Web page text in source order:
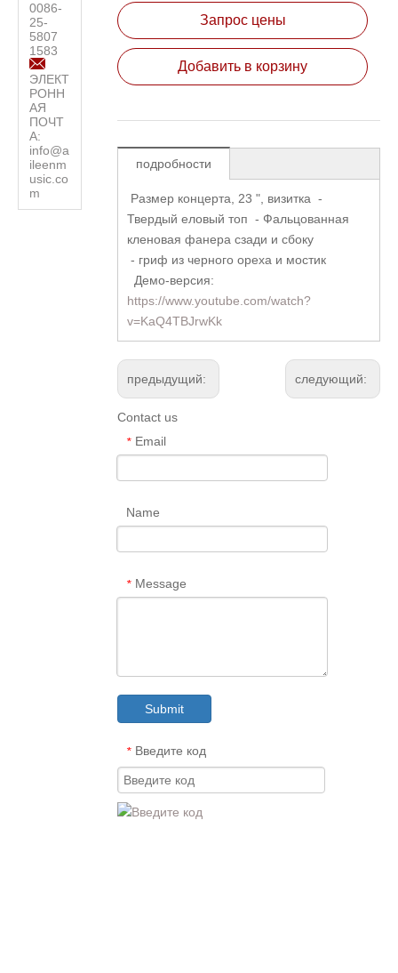
0086-
25-
5807
1583
ЭЛЕКТ
РОНН
АЯ
ПОЧТ
А:
info@a
ileenm
usic.co
m
Запрос цены
Добавить в корзину
подробности
Размер концерта, 23 ", визитка -
Твердый еловый топ - Фальцованная
кленовая фанера сзади и сбоку
- гриф из черного ореха и мостик
Демо-версия:
https://www.youtube.com/watch?
v=KaQ4TBJrwKk
предыдущий: следующий:
Contact us
* Email
Name
* Message
Submit
* Введите код